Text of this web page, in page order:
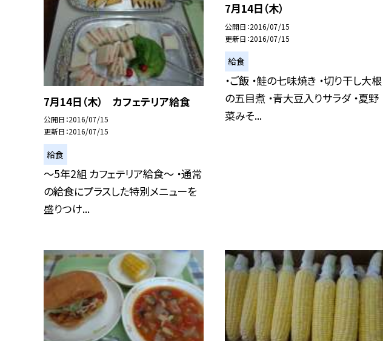
7月14日（木） カフェテリア給食
公開日 2016/07/15
更新日 2016/07/15
給食
〜5年2組 カフェテリア給食〜 ・通常
の給食にプラスした特別メニューを
盛りつけ...
7月14日（木）
公開日 2016/07/15
更新日 2016/07/15
給食
・ご飯 ・鮭の七味焼き ・切り干し大根
の五目煮 ・青大豆入りサラダ ・夏野
菜みそ...